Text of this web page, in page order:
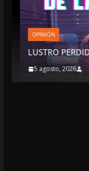
OPINIÓN
LUSTRO PERDIDO
5 agosto, 2026